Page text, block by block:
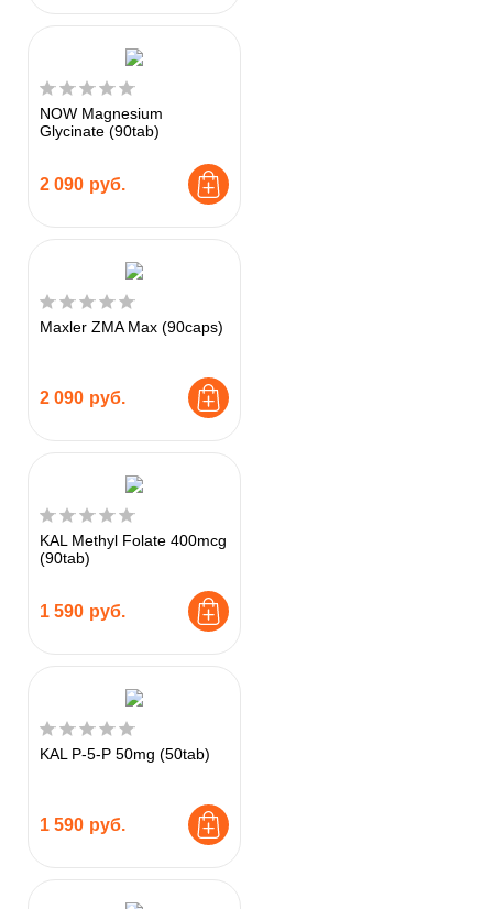
NOW Magnesium
Glycinate (90tab)
2 090 руб.
Maxler ZMA Max (90caps)
2 090 руб.
KAL Methyl Folate 400mcg
(90tab)
1 590 руб.
KAL P-5-P 50mg (50tab)
1 590 руб.